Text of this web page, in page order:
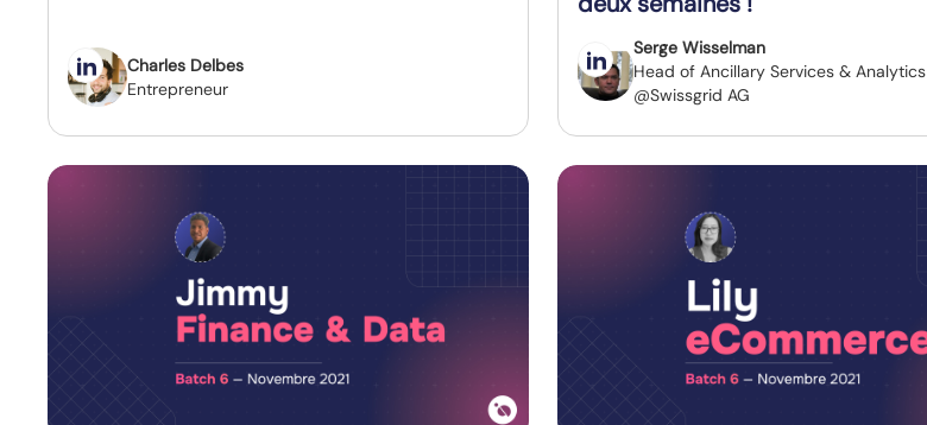
Charles Delbes
Entrepreneur
Serge Wisselman
Head of Ancillary Services & Analytics
@Swissgrid AG